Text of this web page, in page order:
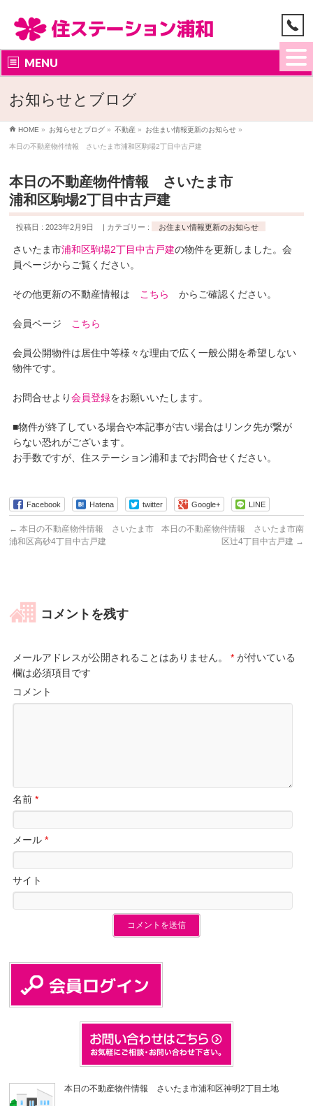
MENU
お知らせとブログ
HOME » お知らせとブログ » 不動産 » お住まい情報更新のお知らせ »
本日の不動産物件情報 さいたま市浦和区駒場2丁目中古戸建
本日の不動産物件情報 さいたま市
浦和区駒場2丁目中古戸建
投稿日 : 2023年2月9日 カテゴリー : お住まい情報更新のお知らせ
さいたま市浦和区駒場2丁目中古戸建の物件を更新しました。会
員ページからご覧ください。
その他更新の不動産情報は こちら からご確認ください。
会員ページ こちら
会員公開物件は居住中等様々な理由で広く一般公開を希望しない
物件です。
お問合せより会員登録をお願いいたします。
■物件が終了している場合や本記事が古い場合はリンク先が繋が
らない恐れがございます。
お手数ですが、住ステーション浦和までお問合せください。
Facebook Hatena twitter Google+ LINE
← 本日の不動産物件情報 さいたま市
浦和区高砂4丁目中古戸建
本日の不動産物件情報 さいたま市南
区辻4丁目中古戸建 →
コメントを残す
メールアドレスが公開されることはありません。 * が付いている
欄は必須項目です
コメント
名前*
メール*
サイト
本日の不動産物件情報 さいたま市浦和区神明2丁目土地